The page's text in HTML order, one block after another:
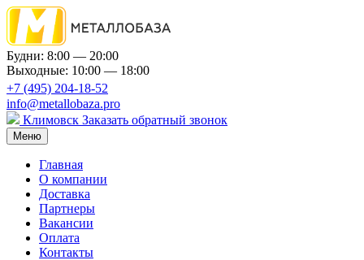
Будни: 8:00 — 20:00
Выходные: 10:00 — 18:00
+7 (495) 204-18-52
info@metallobaza.pro
Климовск Заказать обратный звонок
Меню
Главная
О компании
Доставка
Партнеры
Вакансии
Оплата
Контакты